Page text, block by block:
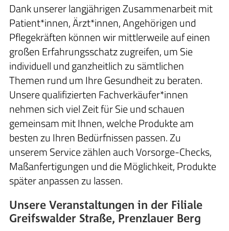
Dank unserer langjährigen Zusammenarbeit mit
Patient*innen, Ärzt*innen, Angehörigen und
Pflegekräften können wir mittlerweile auf einen
großen Erfahrungsschatz zugreifen, um Sie
individuell und ganzheitlich zu sämtlichen
Themen rund um Ihre Gesundheit zu beraten.
Unsere qualifizierten Fachverkäufer*innen
nehmen sich viel Zeit für Sie und schauen
gemeinsam mit Ihnen, welche Produkte am
besten zu Ihren Bedürfnissen passen. Zu
unserem Service zählen auch Vorsorge-Checks,
Maßanfertigungen und die Möglichkeit, Produkte
später anpassen zu lassen.
Unsere Veranstaltungen in der Filiale
Greifswalder Straße, Prenzlauer Berg